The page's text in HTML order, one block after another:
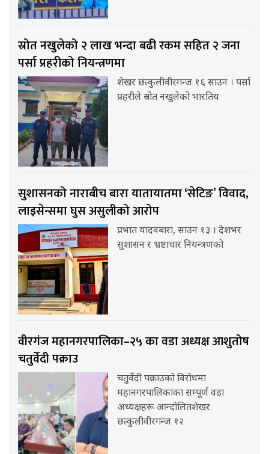
स्रोत नखुलेको २ लाख भन्दा बढी रकम सहित २ जना
पर्सा प्रहरीको नियन्त्रणमा
शेखर छत्कुलीवीरगन्ज १६ साउन । पर्सा
प्रहरीले स्रोत नखुलेको भारतिय
सुशासनको नाराबीच बारा यातायातमा ‘सेटिङ’ विवाद,
लाइसेन्समा घुस असुलीको आरोप
प्रभात यादवबारा, साउन १३ । देशभर
सुशासन र भ्रष्टाचार नियन्त्रणको
वीरगंज महानगरपालिका–२५ का वडा अध्यक्ष आशुतोष
चतुर्वेदी पक्राउ
चतुर्वेदी पक्राउको विरोधमा
महानगरपालिकाका सम्पूर्ण वडा
अध्यक्षहरू आन्दोलितशेखर
छत्कुलीवीरगन्ज १२